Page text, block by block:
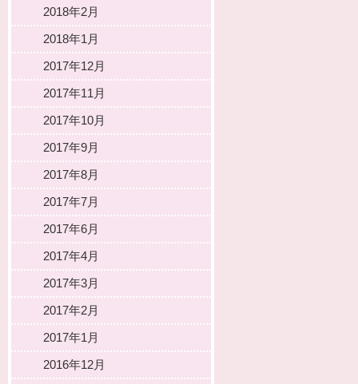
2018年2月
2018年1月
2017年12月
2017年11月
2017年10月
2017年9月
2017年8月
2017年7月
2017年6月
2017年4月
2017年3月
2017年2月
2017年1月
2016年12月